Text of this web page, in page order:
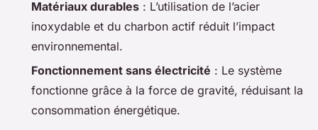
Matériaux durables : L’utilisation de l’acier
inoxydable et du charbon actif réduit l’impact
environnemental.
Fonctionnement sans électricité : Le système
fonctionne grâce à la force de gravité, réduisant la
consommation énergétique.